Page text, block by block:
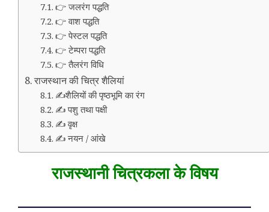
👉 जलरंग पद्धति
👉 वाश पद्धति
👉 पेस्टल पद्धति
👉 टेम्परा पद्धति
👉 तैलरंग विधि
राजस्थान की चित्र शैलियां
✍️शैलियों की पृष्ठभूमि का रंग
✍️ पशु तथा पक्षी
✍️ वृक्ष
✍️ नयन / आंखे
राजस्थानी चित्रकला के विषय